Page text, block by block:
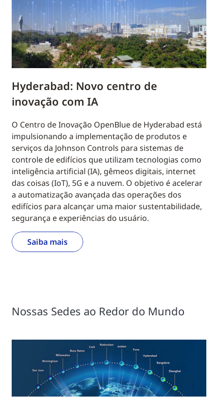
Hyderabad: Novo centro de
inovação com IA
O Centro de Inovação OpenBlue de Hyderabad está
impulsionando a implementação de produtos e
serviços da Johnson Controls para sistemas de
controle de edifícios que utilizam tecnologias como
inteligência artificial (IA), gêmeos digitais, internet
das coisas (IoT), 5G e a nuvem. O objetivo é acelerar
a automatização avançada das operações dos
edifícios para alcançar uma maior sustentabilidade,
segurança e experiências do usuário.
Saiba mais
Nossas Sedes ao Redor do Mundo